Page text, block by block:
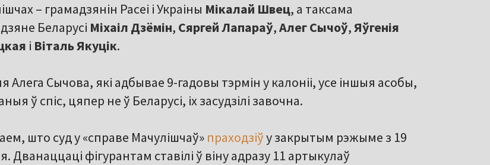
– грамадзянін Расеі і Украіны Мікалай Швец, а таксама
Беларусі Міхаіл Дзёмін, Сяргей Лапараў,Алег Сычоў,Яўгенія
і Віталь Якуцік.
Алега Сычова, які адбывае 9-гадовы тэрмін у калоніі, усе іншыя асобы,
ў спіс, цяпер не ў Беларусі, іх засудзілі завочна.
што суд у «справе Мачулішчаў» праходзіўу закрытым рэжыме з 19
Дванаццаці фігурантам ставілі ў віну адразу 11 артыкулаў